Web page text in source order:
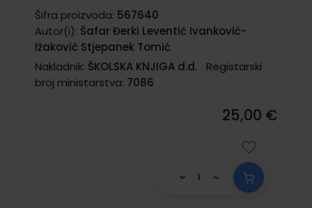
Šifra proizvoda: 567640
Autor(i): Šafar Đerki Leventić Ivanković-
Ižaković Stjepanek Tomić
Nakladnik: ŠKOLSKA KNJIGA d.d.
Registarski
broj ministarstva: 7086
25,00 €